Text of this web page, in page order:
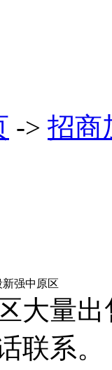
-> 招商
新强中原区
大量
联系。